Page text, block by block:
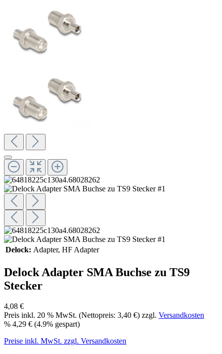
Delock: Adapter, HF Adapter
Delock Adapter SMA Buchse zu TS9
Stecker
4,08 €
Preis inkl. 20 % MwSt. (Nettopreis: 3,40 €) zzgl. Versandkosten
% 4,29 € (4.9% gespart)
Preise inkl. MwSt. zzgl. Versandkosten